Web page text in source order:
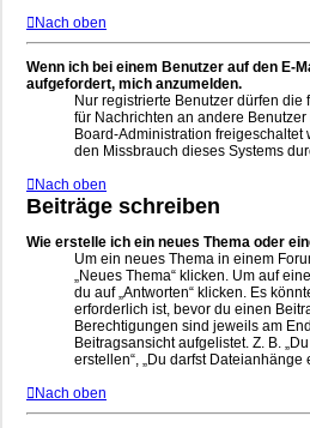
Nach oben
Wenn ich bei einem Benutzer auf den E-
aufgefordert, mich anzumelden.
Nur registrierte Benutzer dürfen
für Nachrichten an andere
Board-Administration freigeschaltet
den Missbrauch dieses Systems
Nach oben
Beiträge schreiben
Wie erstelle ich ein neues Thema oder
Um ein neues Thema in einem
„Neues Thema“ klicken. Um auf
du auf „Antworten“ klicken. Es
erforderlich ist, bevor du einen
Berechtigungen sind jeweils am
Beitragsansicht aufgelistet. Z. B.
erstellen“, „Du darfst Dateianhänge
Nach oben